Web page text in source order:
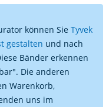
können Sie Tyvek
gestalten und nach
Bänder erkennen
Die anderen
Warenkorb,
uns im